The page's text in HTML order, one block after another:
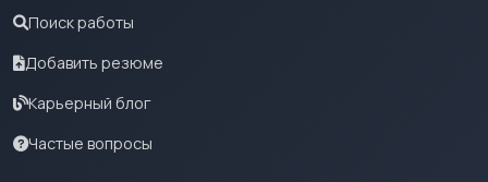
Поиск работы
Добавить резюме
Карьерный блог
Частые вопросы